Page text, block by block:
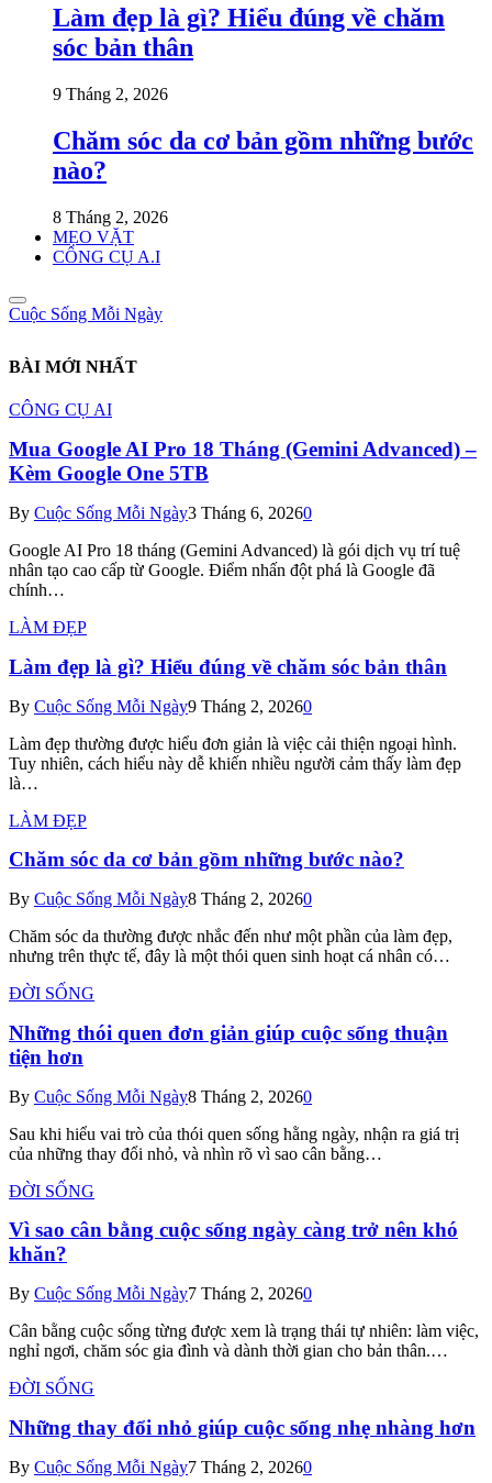
Làm đẹp là gì? Hiểu đúng về chăm
sóc bản thân
9 Tháng 2, 2026
Chăm sóc da cơ bản gồm những bước
nào?
8 Tháng 2, 2026
MẸO VẶT
CÔNG CỤ A.I
Cuộc Sống Mỗi Ngày
BÀI MỚI NHẤT
CÔNG CỤ AI
Mua Google AI Pro 18 Tháng (Gemini Advanced) –
Kèm Google One 5TB
By Cuộc Sống Mỗi Ngày3 Tháng 6, 20260
Google AI Pro 18 tháng (Gemini Advanced) là gói dịch vụ trí tuệ
nhân tạo cao cấp từ Google. Điểm nhấn đột phá là Google đã
chính…
LÀM ĐẸP
Làm đẹp là gì? Hiểu đúng về chăm sóc bản thân
By Cuộc Sống Mỗi Ngày9 Tháng 2, 20260
Làm đẹp thường được hiểu đơn giản là việc cải thiện ngoại hình.
Tuy nhiên, cách hiểu này dễ khiến nhiều người cảm thấy làm đẹp
là…
LÀM ĐẸP
Chăm sóc da cơ bản gồm những bước nào?
By Cuộc Sống Mỗi Ngày8 Tháng 2, 20260
Chăm sóc da thường được nhắc đến như một phần của làm đẹp,
nhưng trên thực tế, đây là một thói quen sinh hoạt cá nhân có…
ĐỜI SỐNG
Những thói quen đơn giản giúp cuộc sống thuận
tiện hơn
By Cuộc Sống Mỗi Ngày8 Tháng 2, 20260
Sau khi hiểu vai trò của thói quen sống hằng ngày, nhận ra giá trị
của những thay đổi nhỏ, và nhìn rõ vì sao cân bằng…
ĐỜI SỐNG
Vì sao cân bằng cuộc sống ngày càng trở nên khó
khăn?
By Cuộc Sống Mỗi Ngày7 Tháng 2, 20260
Cân bằng cuộc sống từng được xem là trạng thái tự nhiên: làm việc,
nghỉ ngơi, chăm sóc gia đình và dành thời gian cho bản thân.…
ĐỜI SỐNG
Những thay đổi nhỏ giúp cuộc sống nhẹ nhàng hơn
By Cuộc Sống Mỗi Ngày7 Tháng 2, 20260